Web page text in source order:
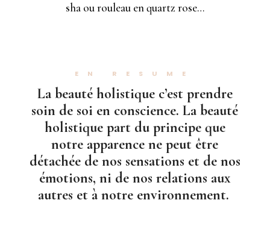
sha ou rouleau en quartz rose…
EN RESUME
La beauté holistique c’est prendre
soin de soi en conscience. Labeauté
holistiquepart du principe que
notre apparence ne peut être
détachée de nos sensations et de nos
émotions, ni de nos relations aux
autres et à notre environnement.